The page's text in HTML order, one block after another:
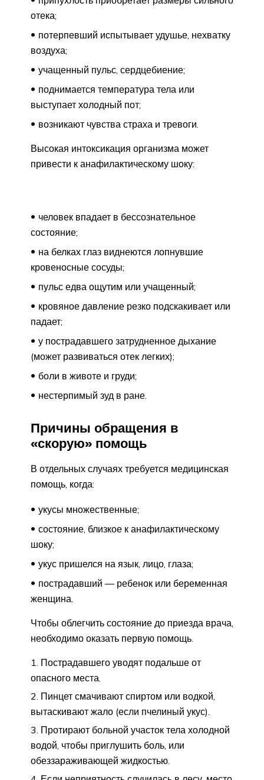
отека;
потерпевший испытывает удушье, нехватку
воздуха;
учащенный пульс, сердцебиение;
поднимается температура тела или
выступает холодный пот;
возникают чувства страха и тревоги.
Высокая интоксикация организма может
привести к анафилактическому шоку:
человек впадает в бессознательное
состояние;
на белках глаз виднеются лопнувшие
кровеносные сосуды;
пульс едва ощутим или учащенный;
кровяное давление резко подскакивает или
падает;
у пострадавшего затрудненное дыхание
(может развиваться отек легких);
боли в животе и груди;
нестерпимый зуд в ране.
Причины обращения в
«скорую» помощь
В отдельных случаях требуется медицинская
помощь, когда:
укусы множественные;
состояние, близкое к анафилактическому
шоку;
укус пришелся на язык, лицо, глаза;
пострадавший — ребенок или беременная
женщина.
Чтобы облегчить состояние до приезда врача,
необходимо оказать первую помощь.
Пострадавшего уводят подальше от
опасного места.
Пинцет смачивают спиртом или водкой,
вытаскивают жало (если пчелиный укус).
Протирают больной участок тела холодной
водой, чтобы приглушить боль, или
обеззараживающей жидкостью.